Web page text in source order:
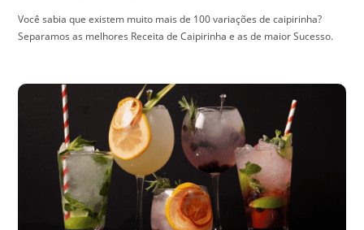
Você sabia que existem muito mais de 100 variações de caipirinha?
Separamos as melhores Receita de Caipirinha e as de maior Sucesso.